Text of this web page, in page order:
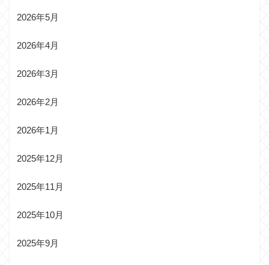
2026年5月
2026年4月
2026年3月
2026年2月
2026年1月
2025年12月
2025年11月
2025年10月
2025年9月